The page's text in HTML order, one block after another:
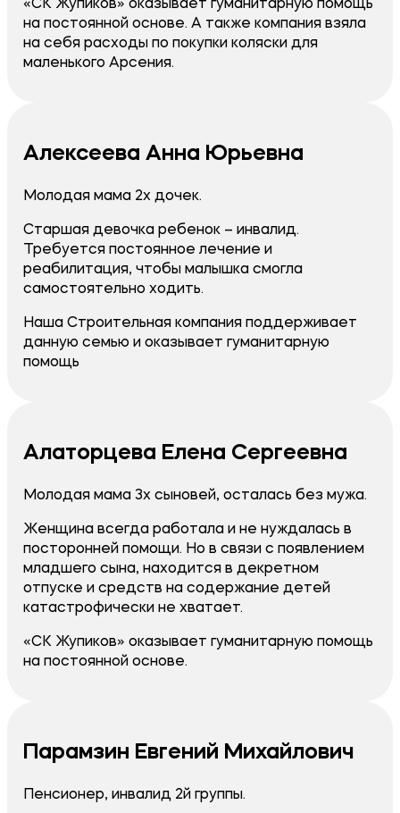
на постоянной основе. А также компания взяла
на себя расходы по покупки коляски для
маленького Арсения.
Алексеева Анна Юрьевна
Молодая мама 2х дочек.
​Старшая девочка ребенок – инвалид.
Требуется постоянное лечение и
реабилитация, чтобы малышка смогла
самостоятельно ходить.
Наша Строительная компания поддерживает
данную семью и оказывает гуманитарную
помощь
Алаторцева Елена Сергеевна
Молодая мама 3х сыновей, осталась без мужа.
​Женщина всегда работала и не нуждалась в
посторонней помощи. Но в связи с появлением
младшего сына, находится в декретном
отпуске и средств на содержание детей
катастрофически не хватает.
«СК Жупиков» оказывает гуманитарную помощь
на постоянной основе.
Парамзин Евгений Михайлович
Пенсионер, инвалид 2й группы.